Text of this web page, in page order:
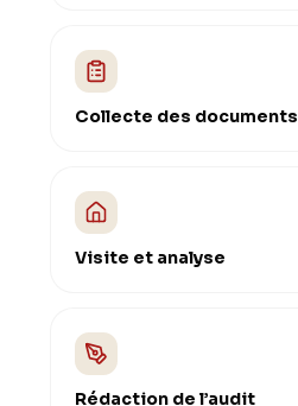
Collecte des documents
Visite et analyse
Rédaction de l’audit